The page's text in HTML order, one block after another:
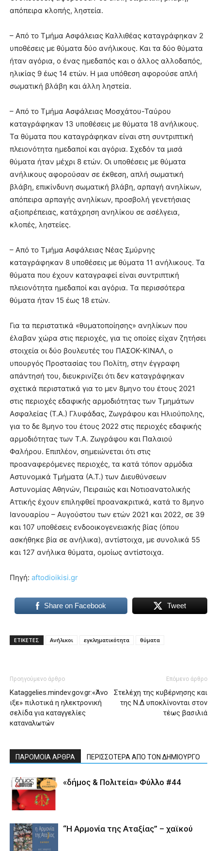
απόπειρα κλοπής, ληστεία.
– Από το Τμήμα Ασφάλειας Καλλιθέας καταγράφηκαν 2
υποθέσεις με θύματα δύο ανήλικους. Και τα δύο θύματα
ήταν αγόρια, ο ένας ημεδαπός και ο άλλος αλλοδαπός,
ηλικίας 9 έως 14 ετών. Η μια υπόθεση αφορούσε απλή
σωματική βλάβη και άλλη ληστεία.
– Από το Τμήμα Ασφάλειας Μοσχάτου-Ταύρου
καταγράφηκαν 13 υποθέσεις με θύματα 18 ανήλικους.
Τα θύματα που καταγράφηκαν είναι στη συντριπτική
πλειονότητα ημεδαποί και αγόρια. Σχεδόν τα μισά
θύματα ήταν μέχρι 8 ετών. Οι υποθέσεις με θύματα
ανήλικους αφορούσαν σε έκθεση, απλή σωματική
βλάβη, επικίνδυνη σωματική βλάβη, αρπαγή ανηλίκων,
απόπειρα αρπαγής ανηλίκων, προσβολή γενετήσιας
αξιοπρέπειας, κατάχρηση ανηλίκου σε ασέλγεια,
κλοπές, ληστείες.
– Από το Τμήμα Ασφάλειας Νέας Σμύρνης
καταγράφηκαν 8 υποθέσεις με θύματα 11 ανήλικους. Τα
θύματα που έχουν καταγραφεί είναι συντριπτική
πλειονότητα ημεδαποί και αγόρια. Τα περισσότερα
θύματα ήταν 15 έως 18 ετών.
Για τα περιστατικά «θυματοποίησης» ανηλίκων που
έλαβαν χώρα στις περιοχές, για τις οποίες είχαν ζητήσει
στοιχεία οι δύο βουλευτές του ΠΑΣΟΚ-ΚΙΝΑΛ, ο
υπουργός Προστασίας του Πολίτη, στην έγγραφη
απάντησή του, διευκρινίζει ότι δεν καταγράφηκαν
σχετικά περιστατικά για το μεν 8μηνο του έτους 2021
στις περιοχές εδαφικής αρμοδιότητας των Τμημάτων
Ασφαλείας (Τ.Α.) Γλυφάδας, Ζωγράφου και Ηλιούπολης,
για το δε 8μηνο του έτους 2022 στις περιοχές εδαφικής
αρμοδιότητας των Τ.Α. Ζωγράφου και Παλαιού
Φαλήρου. Επιπλέον, σημειώνεται ότι στις
προαναφερόμενες περιοχές, τα κατά τόπον αρμόδια
Αστυνομικά Τμήματα (Α.Τ.) των Διευθύνσεων
Αστυνομίας Αθηνών, Πειραιώς και Νοτιοανατολικής
Αττικής έχουν επιληφθεί προανακριτικά, κατά το 8μηνο
Ιανουαρίου – Αυγούστου των ετών 2021 και 2022, σε 39
και 107 υποθέσεις ενδοοικογενειακής βίας (όπου
ασκήθηκε βία σε ανήλικα), αντίστοιχα, με συνολικά 55
και 127 ανήλικα θύματα, ομοίως αντίστοιχα.
Πηγή: aftodioikisi.gr
Share on Facebook Tweet
ΕΤΙΚΕΤΕΣ Ανήλικοι εγκληματικότητα θύματα
Προηγούμενο άρθρο
Kataggelies.mindev.gov.gr:«Άνο
ιξε» πιλοτικά η ηλεκτρονική
σελίδα για καταγγελίες
καταναλωτών
Επόμενο άρθρο
Στελέχη της κυβέρνησης και
της Ν.Δ υποκλίνονται στον
τέως βασιλιά
ΠΑΡΟΜΟΙΑ ΑΡΘΡΑ ΠΕΡΙΣΣΟΤΕΡΑ ΑΠΟ ΤΟΝ ΔΗΜΙΟΥΡΓΟ
«δήμος & Πολιτεία» Φύλλο #44
“Η Αρμονία της Αταξίας” – χαϊκού